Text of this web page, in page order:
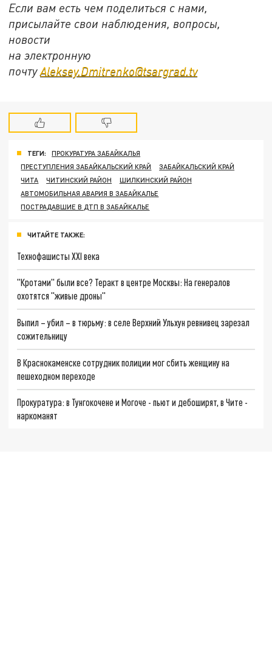
Если вам есть чем поделиться с нами,
присылайте свои наблюдения, вопросы,
новости
на электронную
почтуAleksey.Dmitrenko@tsargrad.tv
ТЕГИ:
ПРОКУРАТУРА ЗАБАЙКАЛЬЯ
ПРЕСТУПЛЕНИЯ ЗАБАЙКАЛЬСКИЙ КРАЙ
ЗАБАЙКАЛЬСКИЙ КРАЙ
ЧИТА
ЧИТИНСКИЙ РАЙОН
ШИЛКИНСКИЙ РАЙОН
АВТОМОБИЛЬНАЯ АВАРИЯ В ЗАБАЙКАЛЬЕ
ПОСТРАДАВШИЕ В ДТП В ЗАБАЙКАЛЬЕ
ЧИТАЙТЕ ТАКЖЕ:
Технофашисты XXI века
"Кротами" были все? Теракт в центре Москвы: На генералов
охотятся "живые дроны"
Выпил – убил – в тюрьму: в селе Верхний Ульхун ревнивец зарезал
сожительницу
В Краснокаменске сотрудник полиции мог сбить женщину на
пешеходном переходе
Прокуратура: в Тунгокочене и Могоче - пьют и дебоширят, в Чите -
наркоманят